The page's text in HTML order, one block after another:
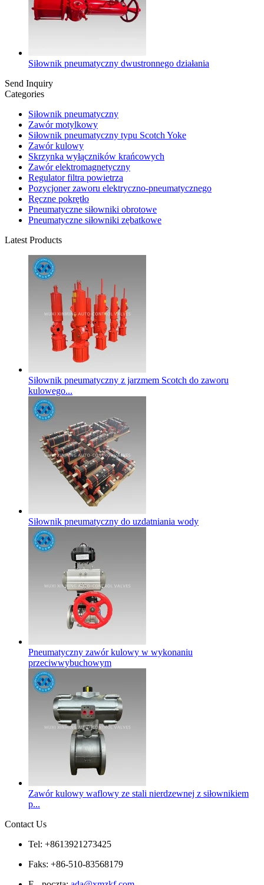
Siłownik pneumatyczny dwustronnego działania
Send Inquiry
Categories
Siłownik pneumatyczny
Zawór motylkowy
Siłownik pneumatyczny typu Scotch Yoke
Zawór kulowy
Skrzynka wyłączników krańcowych
Zawór elektromagnetyczny
Regulator filtra powietrza
Pozycjoner zaworu elektryczno-pneumatycznego
Ręczne pokrętło
Pneumatyczne siłowniki obrotowe
Pneumatyczne siłowniki zębatkowe
Latest Products
Siłownik pneumatyczny z jarzmem Scotch do zaworu
kulowego...
Siłownik pneumatyczny do uzdatniania wody
Pneumatyczny zawór kulowy w wykonaniu
przeciwwybuchowym
Zawór kulowy waflowy ze stali nierdzewnej z siłownikiem
p...
Contact Us
Tel: +8613921273425
Faks: +86-510-83568179